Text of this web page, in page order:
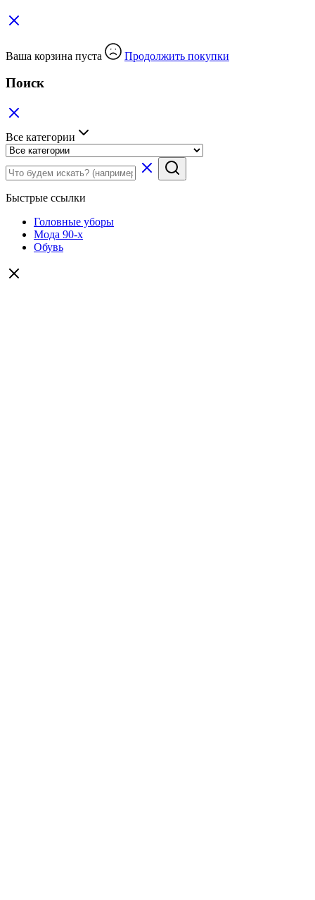
Ваша корзина пуста Продолжить покупки
Поиск
Все категории
Быстрые ссылки
Головные уборы
Мода 90-х
Обувь